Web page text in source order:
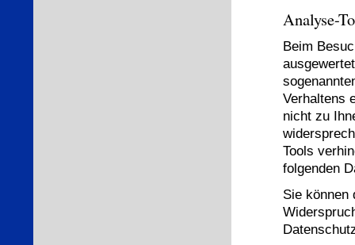
Analyse-
Beim
Verhaltens
nicht zu
Tools
folgenden
Sie können